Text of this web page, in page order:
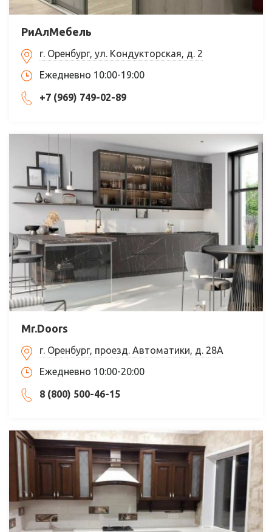
РиАлМебель
г. Оренбург, ул. Кондукторская, д. 2
Ежедневно 10:00-19:00
+7 (969) 749-02-89
Mr.Doors
г. Оренбург, проезд. Автоматики, д. 28А
Ежедневно 10:00-20:00
8 (800) 500-46-15